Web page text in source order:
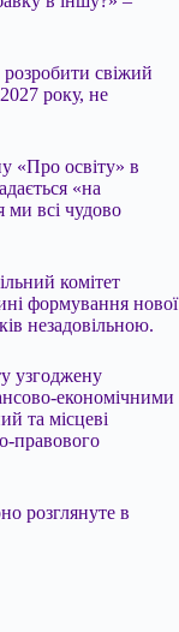
свіжий
2027 року, не
«Про освіту» в
«на
ми всі чудово
комітет
формування нової
незадовільною.
узгоджену
економічними
та місцеві
правового
розглянуте в